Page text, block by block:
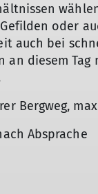
oder
auch bei
an diesem Tag
Bergweg,
Absprache